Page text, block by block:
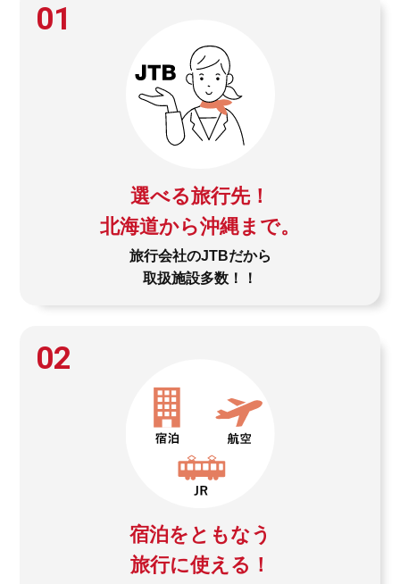
01
選べる旅行先！
北海道から沖縄まで。
旅行会社のJTBだから
取扱施設多数！！
02
宿泊をともなう
旅行に使える！